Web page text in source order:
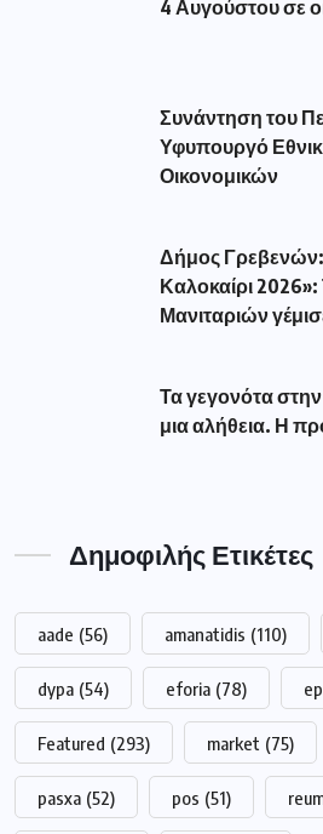
4 Αυγούστου σε
Συνάντηση του
Υφυπουργό
Οικονομικών
Δήμος Γρεβενών:
Καλοκαίρι
Μανιταριών
Τα γεγονότα
μια αλήθεια. Η
Δημοφιλής Ετικέτες
aade (56) amanatidis (110)
dypa (54) eforia (78)
Featured (293) market (75)
pasxa (52) pos (51)